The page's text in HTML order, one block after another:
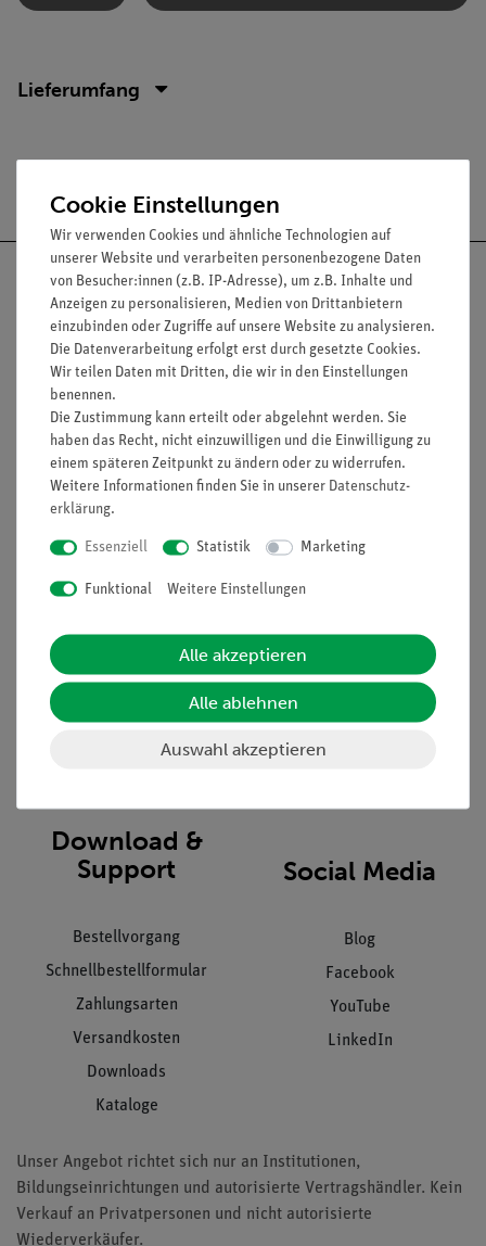
Lieferumfang
Nach oben
Informationen
Unternehmen
Projekte und Lösungen
Presse
Hinweisgeberschutz
Impressum
Service
Beratung & Showroom
Inbetriebnahme & Schulungen
Kundendienst
Download &
Support
Bestellvorgang
Schnellbestellformular
Zahlungsarten
Versandkosten
Downloads
Kataloge
Social Media
Blog
Facebook
YouTube
LinkedIn
Unser Angebot richtet sich nur an Institutionen,
Bildungseinrichtungen und autorisierte Vertragshändler. Kein
Verkauf an Privatpersonen und nicht autorisierte
Wiederverkäufer.
Cookie Einstellungen
Wir verwenden Cookies und ähnliche Technologien auf
unserer Website und verarbeiten personenbezogene Daten
von Besucher:innen (z.B. IP-Adresse), um z.B. Inhalte und
Anzeigen zu personalisieren, Medien von Drittanbietern
einzubinden oder Zugriffe auf unsere Website zu analysieren.
Die Datenverarbeitung erfolgt erst durch gesetzte Cookies.
Wir teilen Daten mit Dritten, die wir in den Einstellungen
benennen.
Die Zustimmung kann erteilt oder abgelehnt werden. Sie
haben das Recht, nicht einzuwilligen und die Einwilligung zu
einem späteren Zeitpunkt zu ändern oder zu widerrufen.
Weitere Informationen finden Sie in unserer Daten­schutz­
erklärung.
Essenziell Statistik Marketing
Funktional Weitere Einstellungen
Alle akzeptieren
Alle ablehnen
Auswahl akzeptieren